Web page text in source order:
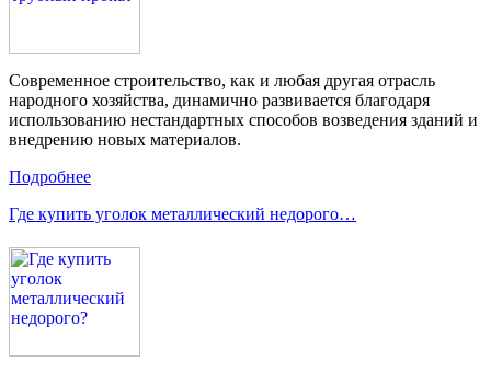
Современное строительство, как и любая другая отрасль
народного хозяйства, динамично развивается благодаря
использованию нестандартных способов возведения зданий и
внедрению новых материалов.
Подробнее
Где купить уголок металлический недорого…